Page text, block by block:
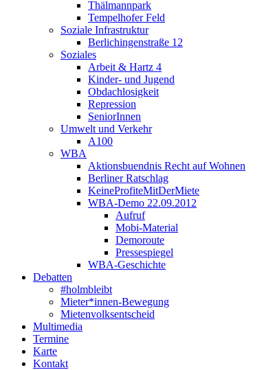
Thälmannpark
Tempelhofer Feld
Soziale Infrastruktur
Berlichingenstraße 12
Soziales
Arbeit & Hartz 4
Kinder- und Jugend
Obdachlosigkeit
Repression
SeniorInnen
Umwelt und Verkehr
A100
WBA
Aktionsbuendnis Recht auf Wohnen
Berliner Ratschlag
KeineProfiteMitDerMiete
WBA-Demo 22.09.2012
Aufruf
Mobi-Material
Demoroute
Pressespiegel
WBA-Geschichte
Debatten
#holmbleibt
Mieter*innen-Bewegung
Mietenvolksentscheid
Multimedia
Termine
Karte
Kontakt